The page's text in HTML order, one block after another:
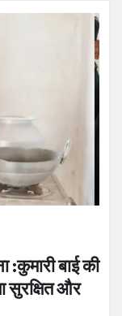
बाई की
सुरक्षित और